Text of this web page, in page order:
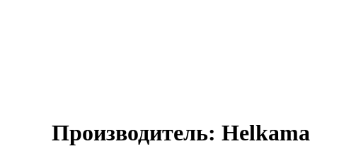
Производитель: Helkama